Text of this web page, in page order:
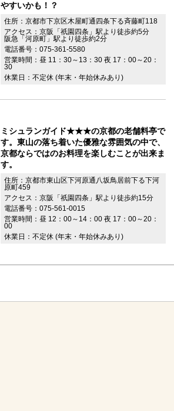
やすいかも！？
住所：京都市下京区木屋町通四条下る斉藤町118
アクセス：京阪「祇園四条」駅より徒歩約5分
阪急「河原町」駅より徒歩約2分
電話番号：075-361-5580
営業時間：昼 11：30～13：30 夜 17：00～20：
30
休業日：不定休 (年末・年始休みあり)
ミシュランガイド★★★の京都の老舗料亭で
す。東山の落ち着いた優雅な雰囲気の中で、
京都ならではのお料理を楽しむことが出来ま
す。
住所：京都市東山区下河原通八坂鳥居前下る下河
原町459
アクセス：京阪「祇園四条」駅より徒歩約15分
電話番号：075-561-0015
営業時間：昼 12：00～14：00 夜 17：00～20：
00
休業日：不定休 (年末・年始休みあり)